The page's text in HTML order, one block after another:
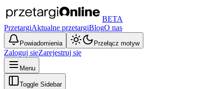
BETA
PrzetargiAktualne przetargiBlogO nas
Powiadomienia Przełącz motyw
Zaloguj sięZarejestruj się
Menu
Toggle Sidebar